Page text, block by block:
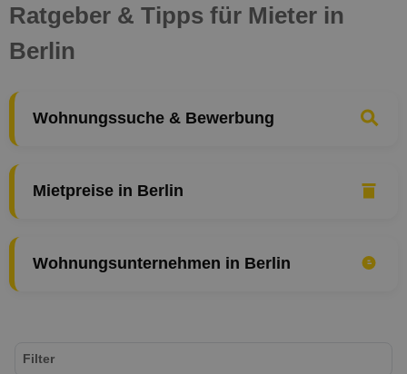
Ratgeber & Tipps für Mieter in
Berlin
Wohnungssuche & Bewerbung
Mietpreise in Berlin
Wohnungsunternehmen in Berlin
Filter